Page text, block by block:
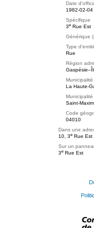
Date
1982-02-04
Spécifique
3e Rue Est
Générique
Type
Rue
Région
La Haute-
Municipalité
Saint-
Code
04010
Dans une
10, 3e Rue Est
Sur un
3e Rue Est